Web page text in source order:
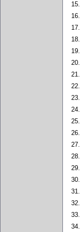
15.
16.
17.
18.
19.
20.
21.
22.
23.
24.
25.
26.
27.
28.
29.
30.
31.
32.
33.
34.